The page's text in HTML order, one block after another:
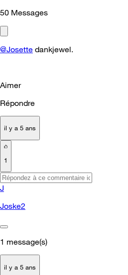
50 Messages
@Josette dankjewel.
Aimer
Répondre
il y a 5 ans
1
J
Joske2
1 message(s)
il y a 5 ans